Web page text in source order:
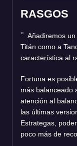
RASGOS
Añadiremos
Titán como a
característica al
Fortuna es
más balanceado
atención al
las últimas
Estrategas,
poco más de